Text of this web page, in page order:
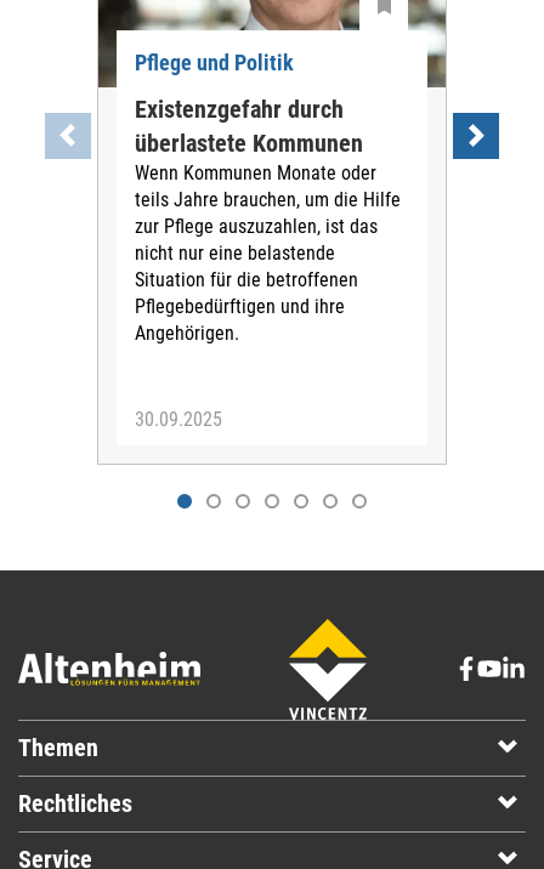
Pflege und Politik
Existenzgefahr durch
überlastete Kommunen
Wenn Kommunen Monate oder
teils Jahre brauchen, um die Hilfe
zur Pflege auszuzahlen, ist das
nicht nur eine belastende
Situation für die betroffenen
Pflegebedürftigen und ihre
Angehörigen.
30.09.2025
Themen
Rechtliches
Service